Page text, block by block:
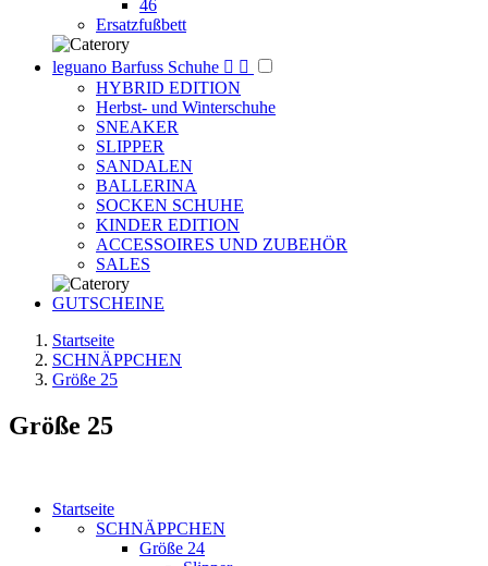
46
Ersatzfußbett
leguano Barfuss Schuhe  
HYBRID EDITION
Herbst- und Winterschuhe
SNEAKER
SLIPPER
SANDALEN
BALLERINA
SOCKEN SCHUHE
KINDER EDITION
ACCESSOIRES UND ZUBEHÖR
SALES
GUTSCHEINE
Startseite
SCHNÄPPCHEN
Größe 25
Größe 25
Startseite
SCHNÄPPCHEN
Größe 24